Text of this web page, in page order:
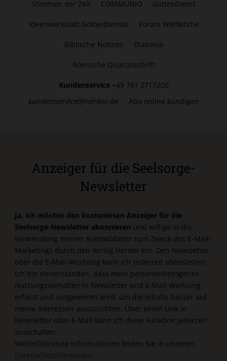
Stimmen der Zeit COMMUNIO Gottesdienst
Ideenwerkstatt Gottesdienste Forum Weltkirche
Biblische Notizen Diakonia
Römische Quartalschrift
Kundenservice +49 761 2717200
kundenservice@herder.de
Abo online kündigen
Anzeiger für die Seelsorge-
Newsletter
Ja, ich möchte den kostenlosen Anzeiger für die
Seelsorge-Newsletter abonnieren und willige in die
Verwendung meiner Kontaktdaten zum Zweck des E-Mail-
Marketings durch den Verlag Herder ein. Den Newsletter
oder die E-Mail-Werbung kann ich jederzeit abbestellen.
Ich bin einverstanden, dass mein personenbezogenes
Nutzungsverhalten in Newsletter und E-Mail-Werbung
erfasst und ausgewertet wird, um die Inhalte besser auf
meine Interessen auszurichten. Über einen Link in
Newsletter oder E-Mail kann ich diese Funktion jederzeit
ausschalten.
Weiterführende Informationen finden Sie in unseren
Datenschutzhinweisen.